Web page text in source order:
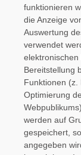
funktionieren
die Anzeige
Auswertung
verwendet
Bereitstellung
Funktionen (z.
Optimierung
werden auf
gespeichert,
angegeben